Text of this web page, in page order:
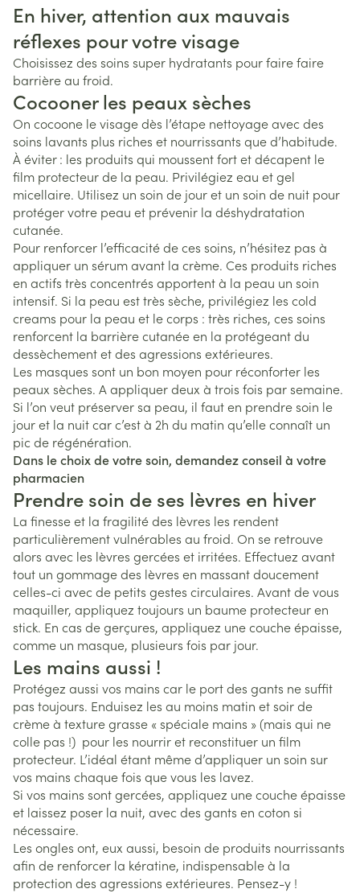
En hiver, attention aux mauvais
réflexes pour votre visage
Choisissez des soins super hydratants pour faire faire
barrière au froid.
Cocooner les peaux sèches
On cocoone le visage dès l’étape nettoyage avec des
soins lavants plus riches et nourrissants que d’habitude.
À éviter : les produits qui moussent fort et décapent le
film protecteur de la peau. Privilégiez eau et gel
micellaire. Utilisez un soin de jour et un soin de nuit pour
protéger votre peau et prévenir la déshydratation
cutanée.
Pour renforcer l’efficacité de ces soins, n’hésitez pas à
appliquer un sérum avant la crème. Ces produits riches
en actifs très concentrés apportent à la peau un soin
intensif. Si la peau est très sèche, privilégiez les cold
creams pour la peau et le corps : très riches, ces soins
renforcent la barrière cutanée en la protégeant du
dessèchement et des agressions extérieures.
Les masques sont un bon moyen pour réconforter les
peaux sèches. A appliquer deux à trois fois par semaine.
Si l’on veut préserver sa peau, il faut en prendre soin le
jour et la nuit car c’est à 2h du matin qu’elle connaît un
pic de régénération.
Dans le choix de votre soin, demandez conseil à votre
pharmacien
Prendre soin de ses lèvres en hiver
La finesse et la fragilité des lèvres les rendent
particulièrement vulnérables au froid. On se retrouve
alors avec les lèvres gercées et irritées. Effectuez avant
tout un gommage des lèvres en massant doucement
celles-ci avec de petits gestes circulaires. Avant de vous
maquiller, appliquez toujours un baume protecteur en
stick. En cas de gerçures, appliquez une couche épaisse,
comme un masque, plusieurs fois par jour.
Les mains aussi !
Protégez aussi vos mains car le port des gants ne suffit
pas toujours. Enduisez les au moins matin et soir de
crème à texture grasse « spéciale mains » (mais qui ne
colle pas !) pour les nourrir et reconstituer un film
protecteur. L’idéal étant même d’appliquer un soin sur
vos mains chaque fois que vous les lavez.
Si vos mains sont gercées, appliquez une couche épaisse
et laissez poser la nuit, avec des gants en coton si
nécessaire.
Les ongles ont, eux aussi, besoin de produits nourrissants
afin de renforcer la kératine, indispensable à la
protection des agressions extérieures. Pensez-y !